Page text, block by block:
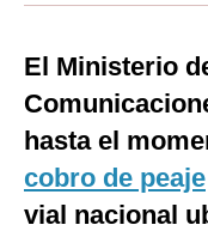
Estilos
Mundo
EEUU
México
España
El Ministerio
hasta el
cobro de peaje
vial nacional